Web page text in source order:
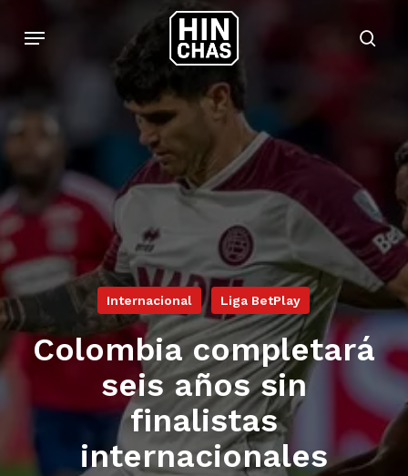
Menu
Internacional Liga BetPlay
Colombia completará
seis años sin
finalistas
internacionales